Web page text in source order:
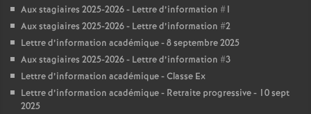
Aux stagiaires 2025-2026 - Lettre d’information #1
Aux stagiaires 2025-2026 - Lettre d’information #2
Lettre d’information académique - 8 septembre 2025
Aux stagiaires 2025-2026 - Lettre d’information #3
Lettre d’information académique - Classe Ex
Lettre d’information académique - Retraite progressive - 10 sept
2025